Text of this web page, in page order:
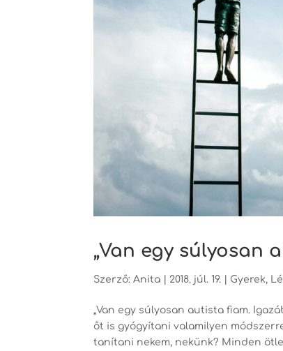
„Van egy súlyosan
Szerző:Anita 2018. júl. 19. Gyerek,
„Van egy súlyosan autista fiam.
őt is gyógyítani valamilyen
tanítani nekem, nekünk? Minden